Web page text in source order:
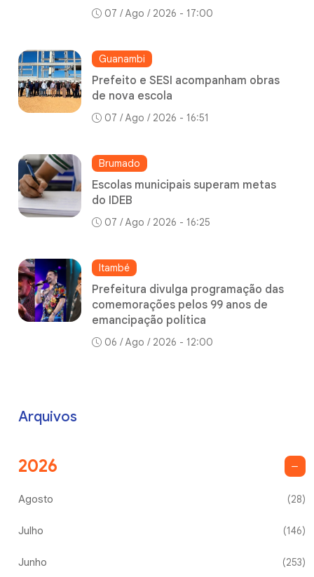
07 / Ago / 2026 - 17:00
Guanambi
Prefeito e SESI acompanham obras
de nova escola
07 / Ago / 2026 - 16:51
Brumado
Escolas municipais superam metas
do IDEB
07 / Ago / 2026 - 16:25
Itambé
Prefeitura divulga programação das
comemorações pelos 99 anos de
emancipação política
06 / Ago / 2026 - 12:00
Arquivos
2026
Agosto (28)
Julho (146)
Junho (253)